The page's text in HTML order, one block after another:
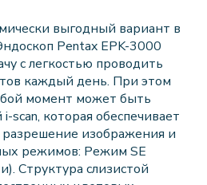
выгодный вариант в
Pentax EPK-3000
с легкостью проводить
каждый день. При этом
момент может быть
scan, которая обеспечивает
изображения и
режимов: Режим SE
Структура слизистой